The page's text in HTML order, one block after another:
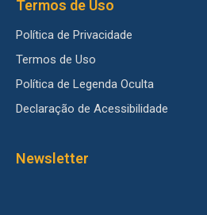
Termos de Uso
Política de Privacidade
Termos de Uso
Política de Legenda Oculta
Declaração de Acessibilidade
Newsletter